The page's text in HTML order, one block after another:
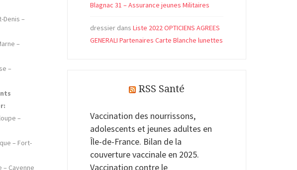
Denis –
–
–
–
– Fort-
– Cayenne
Blagnac 31 – Assurance jeunes Militaires
dressier dans Liste 2022 OPTICIENS AGREES
GENERALI Partenaires Carte Blanche lunettes
RSS Santé
Vaccination des nourrissons,
adolescents et jeunes adultes en
Île-de-France. Bilan de la
couverture vaccinale en 2025.
Vaccination contre le